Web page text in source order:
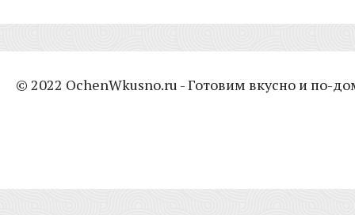
© 2022 OchenWkusno.ru - Готовим вкусно и по-